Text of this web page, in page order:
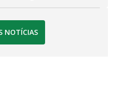
NOTÍCIAS